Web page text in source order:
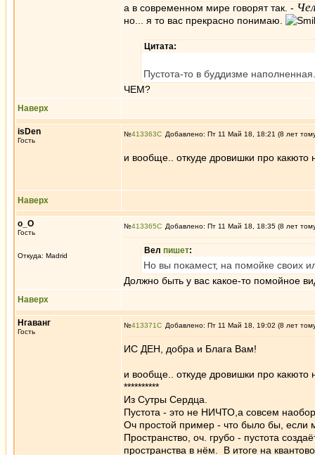
а в современном мире говорят так. -
но... я то вас прекрасно понимаю.
Цитата:
Пустота-то в буддизме наполненная.
ЧЕМ?
Наверх
isDen
Гость
№413363 Добавлено: Пт 11 Май 18, 18:21 (8 лет
и вообще.. откуде дровишки про какюто
Наверх
о_О
Гость
Откуда: Madrid
№413365 Добавлено: Пт 11 Май 18, 18:35 (8 лет
Вел пишет:
Но вы покамест, на помойке своих
Должно быть у вас какое-то помойное
Наверх
Нгаванг
Гость
№413371 Добавлено: Пт 11 Май 18, 19:02 (8 лет
ИС ДЕН, добра и Блага Вам!
и вообще.. откуде дровишки про какюто
**********
Из Сутры Сердца.
Пустота - это не НИЧТО,а совсем
Оч простой пример - что было бы,
Пространство, оч. грубо - пустота
пространства в нём. В итоге на